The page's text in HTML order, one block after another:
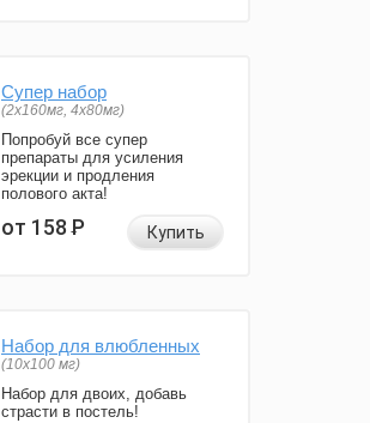
Супер набор
(2х160мг, 4х80мг)
Попробуй все супер
препараты для усиления
эрекции и продления
полового акта!
от 158Р Купить
Набор для влюбленных
(10х100 мг)
Набор для двоих, добавь
страсти в постель!